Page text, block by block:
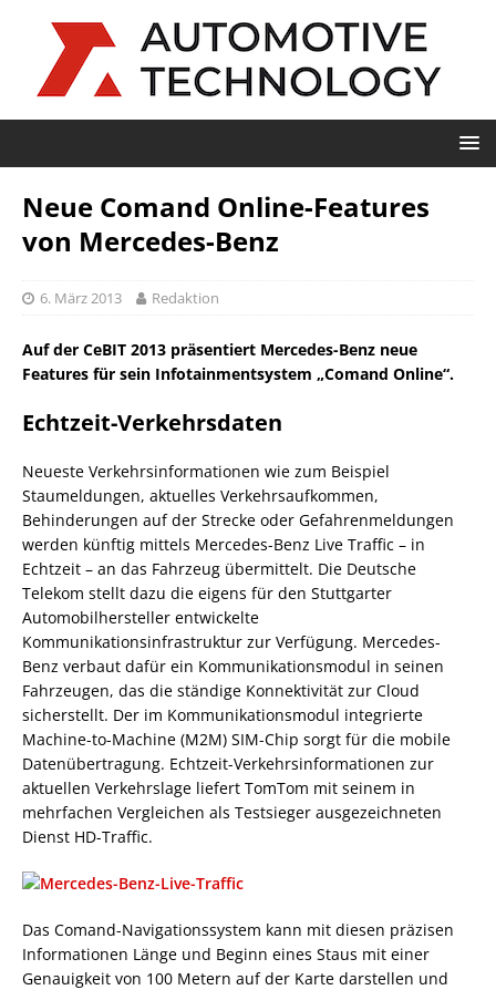
Neue Comand Online-Features
von Mercedes-Benz
6. März 2013 Redaktion
Auf der CeBIT 2013 präsentiert Mercedes-Benz neue
Features für sein Infotainmentsystem „Comand Online“.
Echtzeit-Verkehrsdaten
Neueste Verkehrsinformationen wie zum Beispiel
Staumeldungen, aktuelles Verkehrsaufkommen,
Behinderungen auf der Strecke oder Gefahrenmeldungen
werden künftig mittels Mercedes-Benz Live Traffic – in
Echtzeit – an das Fahrzeug übermittelt. Die Deutsche
Telekom stellt dazu die eigens für den Stuttgarter
Automobilhersteller entwickelte
Kommunikationsinfrastruktur zur Verfügung. Mercedes-
Benz verbaut dafür ein Kommunikationsmodul in seinen
Fahrzeugen, das die ständige Konnektivität zur Cloud
sicherstellt. Der im Kommunikationsmodul integrierte
Machine-to-Machine (M2M) SIM-Chip sorgt für die mobile
Datenübertragung. Echtzeit-Verkehrsinformationen zur
aktuellen Verkehrslage liefert TomTom mit seinem in
mehrfachen Vergleichen als Testsieger ausgezeichneten
Dienst HD-Traffic.
Das Comand-Navigationssystem kann mit diesen präzisen
Informationen Länge und Beginn eines Staus mit einer
Genauigkeit von 100 Metern auf der Karte darstellen und